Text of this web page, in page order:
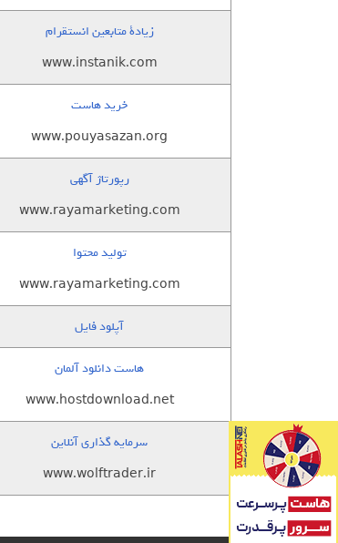
زيادة متابعين انستقرام
www.instanik.com
خرید هاست
www.pouyasazan.org
رپورتاژ آگهی
www.rayamarketing.com
تولید محتوا
www.rayamarketing.com
آپلود فایل
هاست دانلود آلمان
www.hostdownload.net
سرمایه گذاری آنلاین
www.wolftrader.ir